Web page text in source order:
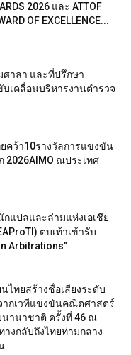
2026 และ ATTOF
OF EXCELLENCE...
าลา และที่ปรึกษา
เคลื่อนบริหารงานตำรวจ
คว้า10รางวัลการแข่งขัน
ณประเทศ
แปลและล่ามแห่งเอเชีย
ตบเท้าเข้ารับ
Arbitrations”
ไทยสร้างชื่อเสียงระดับ
ากเวทีแข่งขันคณิตศาสตร์
านาชาติ ครั้งที่ 46 ณ
างกลับถึงไทยท่ามกลาง